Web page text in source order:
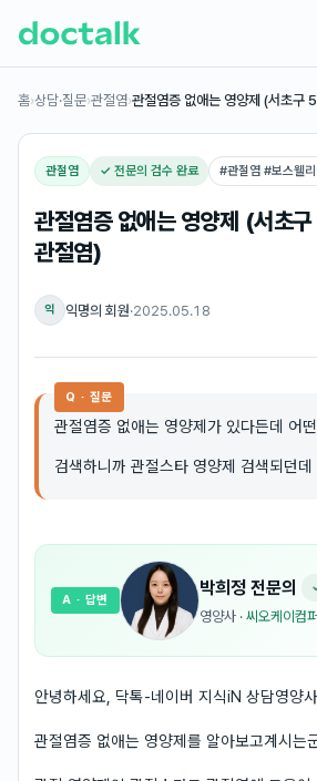
홈›상담·질문›관절염›관절염증 없애는 영양제 (서초구
관절염 ✓ 전문의 검수 완료 #관절염 #보스웰
관절염증 없애는 영양제 (서초
관절염)
익 익명의 회원·2025.05.18
Q · 질문
관절염증 없애는 영양제가 있다든데 어
검색하니까 관절스타 영양제 검색되던
박희정 전문의
영양사 · 씨오케이컴
A · 답변
안녕하세요, 닥톡-네이버 지식iN 상담영양
관절염증 없애는 영양제를 알아보고계시는